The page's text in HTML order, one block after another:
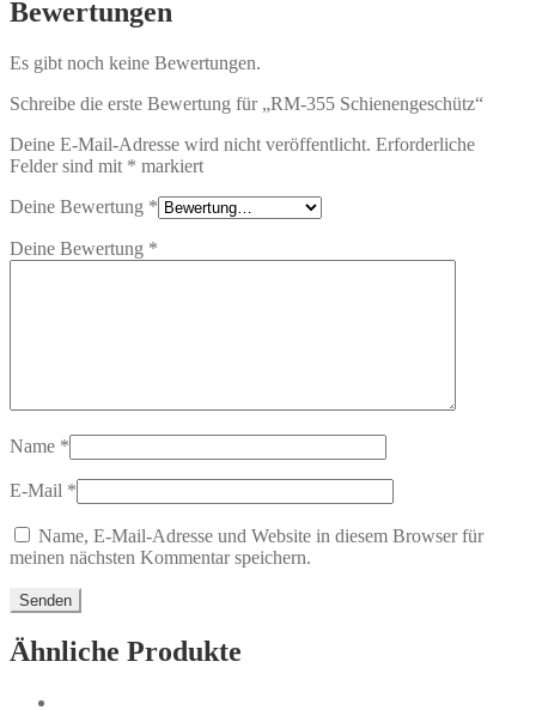
Bewertungen
Es gibt noch keine Bewertungen.
Schreibe die erste Bewertung für „RM-355 Schienengeschütz“
Deine E-Mail-Adresse wird nicht veröffentlicht. Erforderliche
Felder sind mit * markiert
Deine Bewertung *
Deine Bewertung *
Name *
E-Mail *
Name, E-Mail-Adresse und Website in diesem Browser für
meinen nächsten Kommentar speichern.
Ähnliche Produkte